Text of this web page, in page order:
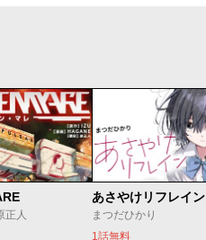
正人
あさやけリフレイン
まつだひかり
1話無料